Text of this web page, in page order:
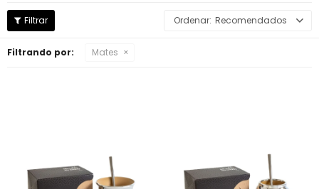
Recomendados
Filtrando por: Mates